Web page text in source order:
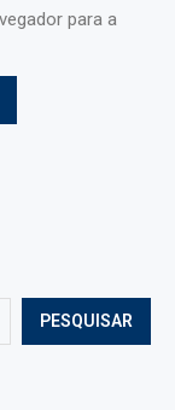
para a
PESQUISAR